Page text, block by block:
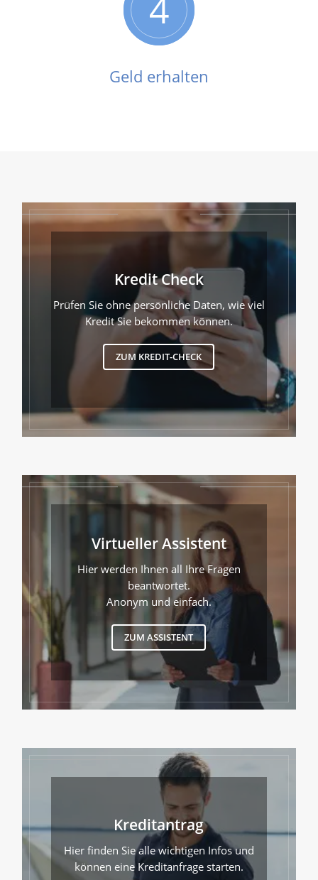
4
Geld erhalten
Kredit Check
Prüfen Sie ohne persönliche Daten, wie viel
Kredit Sie bekommen können.
ZUM KREDIT-CHECK
Virtueller Assistent
Hier werden Ihnen all Ihre Fragen
beantwortet.
Anonym und einfach.
ZUM ASSISTENT
Kreditantrag
Hier finden Sie alle wichtigen Infos und
können eine Kreditanfrage starten.